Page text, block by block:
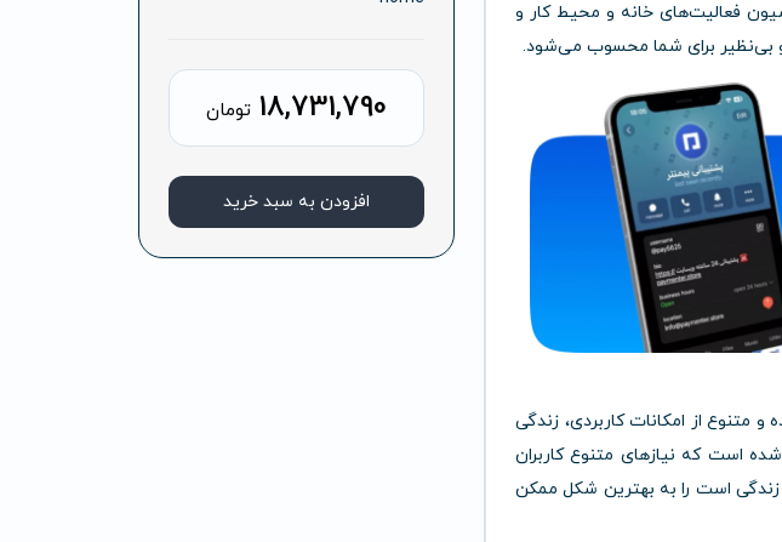
فعالیت‌های خانه و محیط کار و
بی‌نظیر برای شما محسوب می‌شود.
متنوع از امکانات کاربردی، زندگی
است که نیازهای متنوع کاربران
زندگی است را به بهترین شکل ممکن
18,731,790 تومان
افزودن به سبد خرید